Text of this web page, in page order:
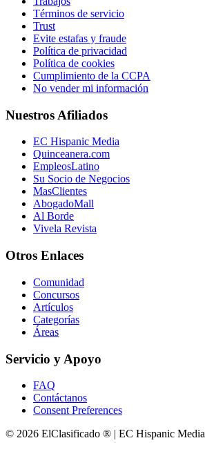
Términos de servicio
Trust
Evite estafas y fraude
Política de privacidad
Política de cookies
Cumplimiento de la CCPA
No vender mi información
Nuestros Afiliados
EC Hispanic Media
Quinceanera.com
EmpleosLatino
Su Socio de Negocios
MasClientes
AbogadoMall
Al Borde
Vivela Revista
Otros Enlaces
Comunidad
Concursos
Artículos
Categorías
Áreas
Servicio y Apoyo
FAQ
Contáctanos
Consent Preferences
© 2026 ElClasificado ® | EC Hispanic Media